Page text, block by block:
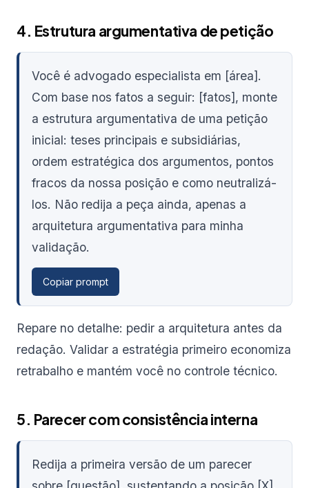
4. Estrutura argumentativa de petição
Você é advogado especialista em [área].
Com base nos fatos a seguir: [fatos], monte
a estrutura argumentativa de uma petição
inicial: teses principais e subsidiárias,
ordem estratégica dos argumentos, pontos
fracos da nossa posição e como neutralizá-
los. Não redija a peça ainda, apenas a
arquitetura argumentativa para minha
validação.
Copiar prompt
Repare no detalhe: pedir a arquitetura antes da
redação. Validar a estratégia primeiro economiza
retrabalho e mantém você no controle técnico.
5. Parecer com consistência interna
Redija a primeira versão de um parecer